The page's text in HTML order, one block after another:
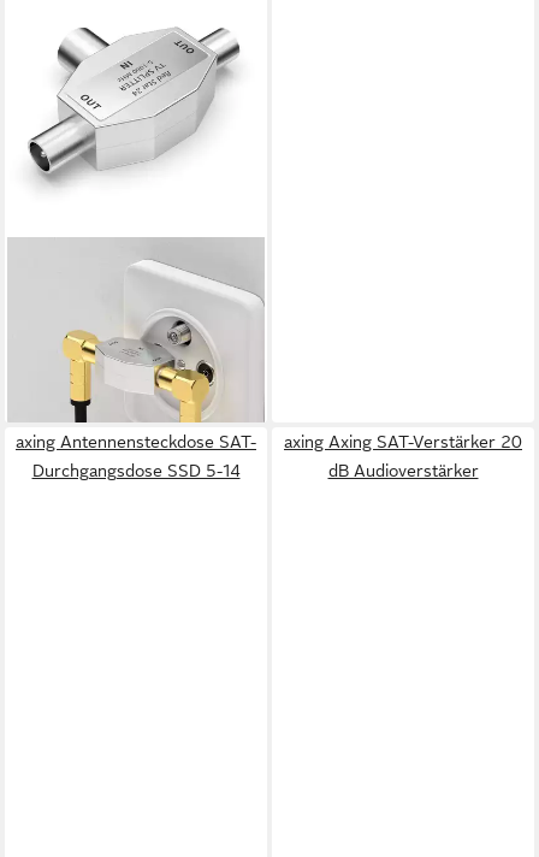
SAT-Verteiler Antennen-
Verteiler 2 Fach - TV-Splitter
2-Wege T-Adapter
6,90 €
lieferbar - in 2-3 Werktagen bei dir
axing Antennensteckdose SAT-
Durchgangsdose SSD 5-14
axing Axing SAT-Verstärker 20
dB Audioverstärker